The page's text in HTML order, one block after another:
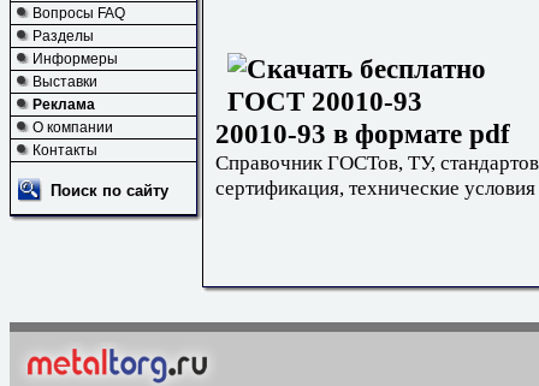
Вопросы FAQ
Разделы
Информеры
Выставки
Реклама
О компании
Контакты
Поиск по сайту
20010-93 в формате pdf
Справочник ГОСТов, ТУ,
сертификация, технические условия